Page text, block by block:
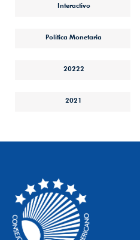
Interactivo
Política Monetaria
20222
2021